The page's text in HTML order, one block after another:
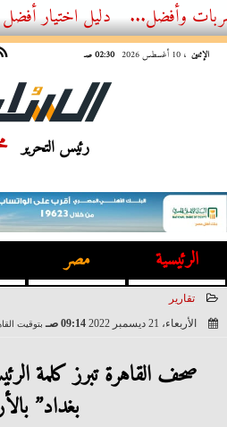
الإثنين ، 10 أغسطس 2026 02:30 صـ
رئيس التحرير
الرئيسية مصر
تقارير
الأربعاء، 21 ديسمبر 2022
09:14 صـ بتوقيت
صحف القاهرة تبرز كلمة
بغداد”